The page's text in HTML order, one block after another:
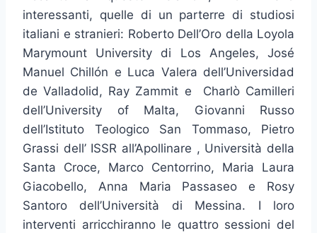
interessanti, quelle di un parterre di studiosi
italiani e stranieri: Roberto Dell’Oro della Loyola
Marymount University di Los Angeles, José
Manuel Chillón e Luca Valera dell’Universidad
de Valladolid, Ray Zammit e Charlò Camilleri
dell’University of Malta, Giovanni Russo
dell’Istituto Teologico San Tommaso, Pietro
Grassi dell’ ISSR all’Apollinare , Università della
Santa Croce, Marco Centorrino, Maria Laura
Giacobello, Anna Maria Passaseo e Rosy
Santoro dell’Università di Messina. I loro
interventi arricchiranno le quattro sessioni del